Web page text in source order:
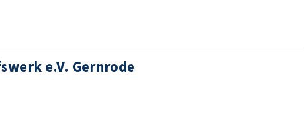
e.V. Gernrode